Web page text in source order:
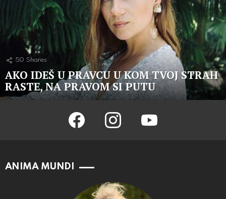
50 Shares
AKO IDEŠ U PRAVCU U KOM TVOJ STRAH
RASTE, NA PRAVOM SI PUTU
facebook instagram youtube
ANIMA MUNDI